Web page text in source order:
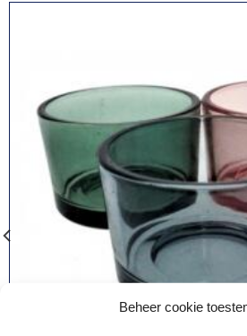
Beheer cookie